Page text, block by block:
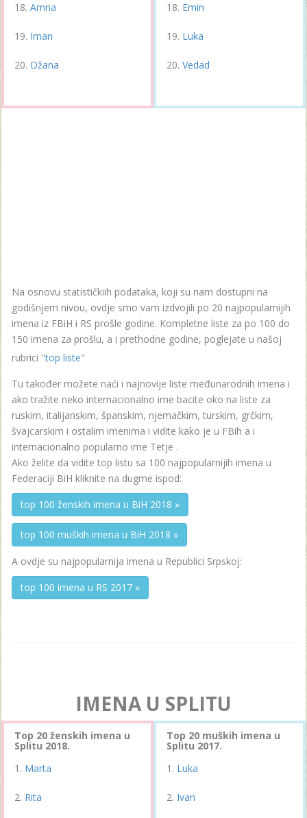
Amna
Iman
Džana
Emin
Luka
Vedad
Na osnovu statističkiih podataka, koji su nam dostupni na
godišnjem nivou, ovdje smo vam izdvojili po 20 najpopularnijih
imena iz FBiH i RS prošle godine. Kompletne liste za po 100 do
150 imena za prošlu, a i prethodne godine, poglejate u našoj
rubrici "top liste"
Tu također možete naći i najnovije liste međunarodnih imena i
ako tražite neko internacionalno ime bacite oko na liste za
ruskim, italijanskim, španskim, njemačkim, turskim, grčkim,
švajcarskim i ostalim imenima i vidite kako je u FBih a i
internacionalno popularno ime Tetje .
Ako želite da vidite top listu sa 100 najpopularnijih imena u
Federaciji BiH kliknite na dugme ispod:
top 100 ženskih imena u BiH 2018 »
top 100 muških imena u BiH 2018 »
A ovdje su najpopularnija imena u Republici Srpskoj:
top 100 imena u RS 2017 »
IMENA U SPLITU
Top 20 ženskih imena u
Splitu 2018.
Marta
Rita
Top 20 muških imena u
Splitu 2017.
Luka
Ivan